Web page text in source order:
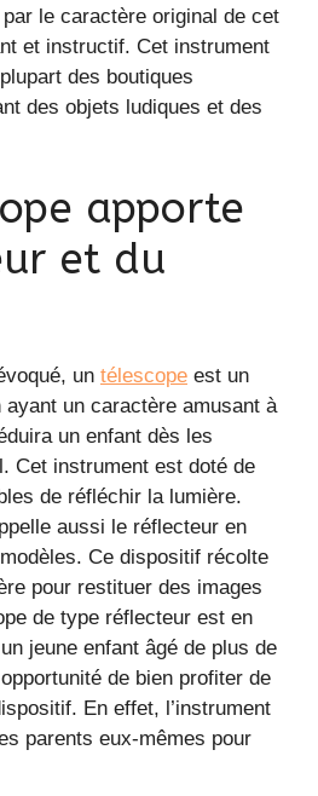
le caractère original de cet
et instructif. Cet instrument
des boutiques
des objets ludiques et des
apporte
et du
un télescope est un
un caractère amusant à
un enfant dès les
Cet instrument est doté de
de réfléchir la lumière.
aussi le réflecteur en
Ce dispositif récolte
pour restituer des images
de type réflecteur est en
jeune enfant âgé de plus de
de bien profiter de
En effet, l’instrument
parents eux-mêmes pour